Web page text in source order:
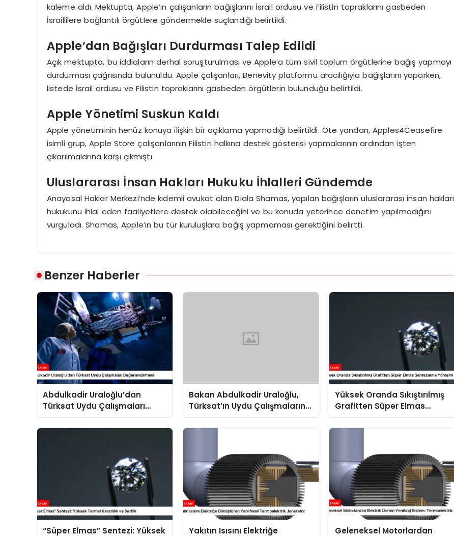
kaleme aldı. Mektupta, Apple’ın çalışanların bağışlarını İsrail ordusu ve Filistin topraklarını gasbeden
İsraillilere bağlantılı örgütlere göndermekle suçlandığı belirtildi.
Apple’dan Bağışları Durdurması Talep Edildi
Açık mektupta, bu iddiaların derhal soruşturulması ve Apple’a tüm sivil toplum örgütlerine bağış yapmayı
durdurması çağrısında bulunuldu. Apple çalışanları, Benevity platformu aracılığıyla bağışlarını yaparken,
listede İsrail ordusu ve Filistin topraklarını gasbeden örgütlerin bulunduğu belirtildi.
Apple Yönetimi Suskun Kaldı
Apple yönetiminin henüz konuya ilişkin bir açıklama yapmadığı belirtildi. Öte yandan, Apples4Ceasefire
isimli grup, Apple Store çalışanlarının Filistin halkına destek gösterisi yapmalarının ardından işten
çıkarılmalarına karşı çıkmıştı.
Uluslararası İnsan Hakları Hukuku İhlalleri Gündemde
Anayasal Haklar Merkezi’nde kıdemli avukat olan Diala Shamas, yapılan bağışların uluslararası insan hakları
hukukunu ihlal eden faaliyetlere destek olabileceğini ve bu konuda yeterince denetim yapılmadığını
vurguladı. Shamas, Apple’ın bu tür kuruluşlara bağış yapmaması gerektiğini belirtti.
Benzer Haberler
Abdulkadir Uraloğlu’dan
Türksat Uydu Çalışmaları
Değerlendirmesi
Bakan Abdulkadir Uraloğlu,
Türksat’ın Uydu Çalışmalarını
Değerlendirdi
Yüksek Oranda Sıkıştırılmış
Grafitten Süper Elmas
Sentezleme Yöntemi
“Süper Elmas” Sentezi: Yüksek Yakıtın Isısını Elektriğe Geleneksel Motorlardan